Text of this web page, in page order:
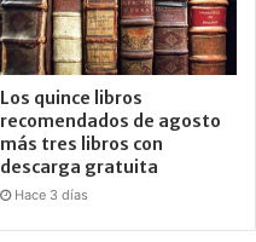
Los quince libros
recomendados de agosto
más tres libros con
descarga gratuita
Hace 3 días